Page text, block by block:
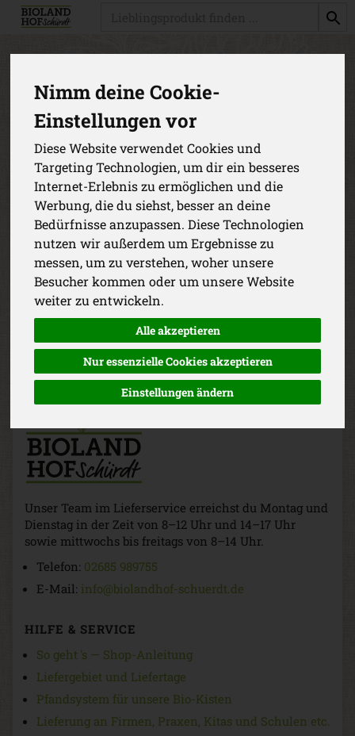
Nimm deine Cookie-
Einstellungen vor
Diese Website verwendet Cookies und
Targeting Technologien, um dir ein besseres
Internet-Erlebnis zu ermöglichen und die
Werbung, die du siehst, besser an deine
Bedürfnisse anzupassen. Diese Technologien
nutzen wir außerdem um Ergebnisse zu
messen, um zu verstehen, woher unsere
Besucher kommen oder um unsere Website
weiter zu entwickeln.
Alle akzeptieren
Nur essenzielle Cookies akzeptieren
Einstellungen ändern
Produkt "Nackensteaks
v.Schwein 2 Stück" nicht
verfügbar.
Das von dir gesuchte Produkt ist leider zur Zeit nicht
verfügbar.
Unser Team im Lieferservice erreichst du Montag und
Dienstag in der Zeit von 8–12 Uhr und 14–17 Uhr
sowie mittwochs bis freitags von 8–14 Uhr.
Telefon: 02685 989755
E-Mail: info@biolandhof-schuerdt.de
HILFE & SERVICE
So geht 's — Shop-Anleitung
Liefergebiet und Liefertage
Pfandsystem für unsere Bio-Kisten
Lieferung an Firmen, Praxen, Kitas und Schulen etc.